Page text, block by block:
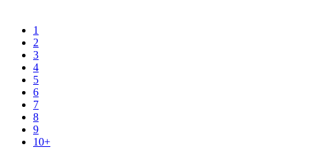
1
2
3
4
5
6
7
8
9
10+